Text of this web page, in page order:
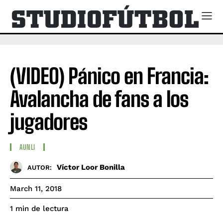
(VIDEO) Pánico en Francia:
Avalancha de fans a los
jugadores
AUNLI
AUTOR: Víctor Loor Bonilla
March 11, 2018
1 min de lectura